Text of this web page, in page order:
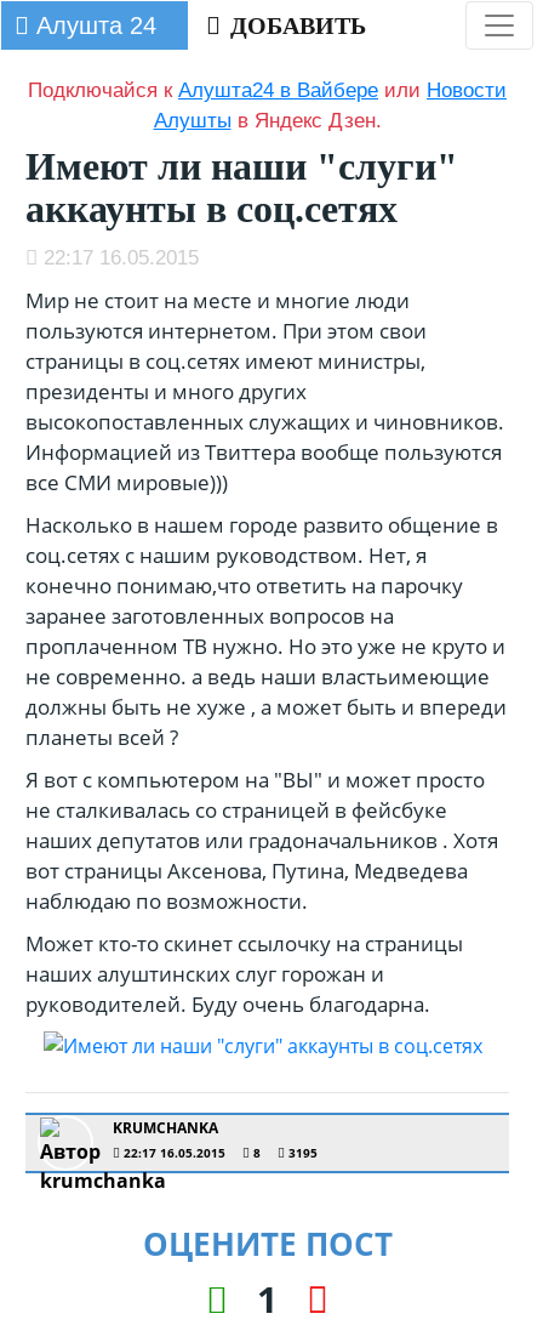
Алушта 24 ДОБАВИТЬ
Подключайся кАлушта24 в Вайбере или Новости
Алушты в Яндекс Дзен.
Имеют ли наши "слуги"
аккаунты в соц.сетях
22:17 16.05.2015
Мир не стоит на месте и многие люди
пользуются интернетом. При этом свои
страницы в соц.сетях имеют министры,
президенты и много других
высокопоставленных служащих и чиновников.
Информацией из Твиттера вообще пользуются
все СМИ мировые)))
Насколько в нашем городе развито общение в
соц.сетях с нашим руководством. Нет, я
конечно понимаю,что ответить на парочку
заранее заготовленных вопросов на
проплаченном ТВ нужно. Но это уже не круто и
не современно. а ведь наши властьимеющие
должны быть не хуже , а может быть и впереди
планеты всей ?
Я вот с компьютером на "ВЫ" и может просто
не сталкивалась со страницей в фейсбуке
наших депутатов или градоначальников . Хотя
вот страницы Аксенова, Путина, Медведева
наблюдаю по возможности.
Может кто-то скинет ссылочку на страницы
наших алуштинских слуг горожан и
руководителей. Буду очень благодарна.
KRUMCHANKA
22:17 16.05.2015 8 3195
ОЦЕНИТЕ ПОСТ
1